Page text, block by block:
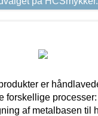
er
forskellige
af metalbasen til